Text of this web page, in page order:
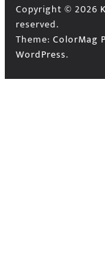
Copyright © 2026
reserved.
Theme: ColorMag
WordPress.